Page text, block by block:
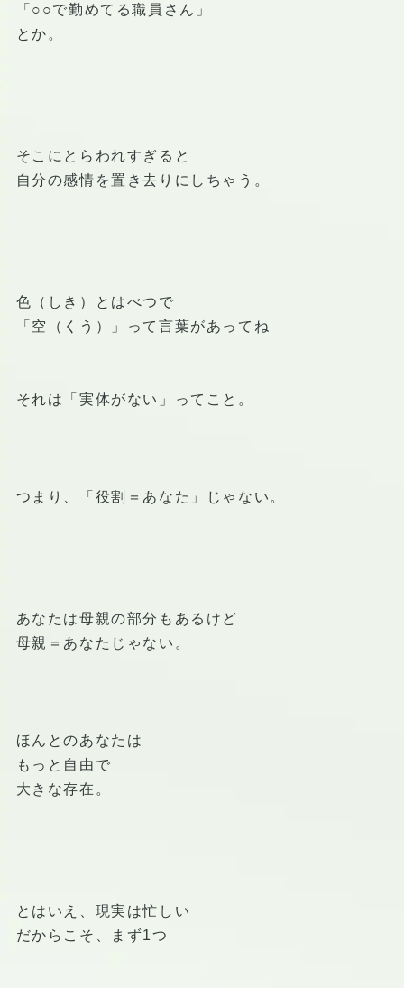
「○○で勤めてる職員さん」
とか。
そこにとらわれすぎると
自分の感情を置き去りにしちゃう。
色（しき）とはべつで
「空（くう）」って言葉があってね
それは「実体がない」ってこと。
つまり、「役割＝あなた」じゃない。
あなたは母親の部分もあるけど
母親＝あなたじゃない。
ほんとのあなたは
もっと自由で
大きな存在。
とはいえ、現実は忙しい
だからこそ、まず1つ